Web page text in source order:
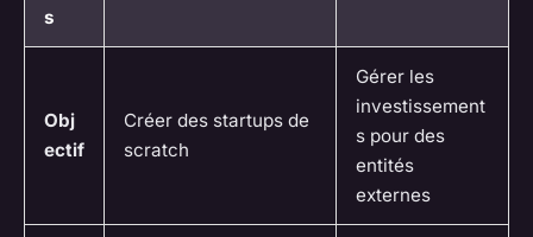
s
Obj
ectif
Créer des startups de
scratch
Gérer les
investissement
s pour des
entités
externes